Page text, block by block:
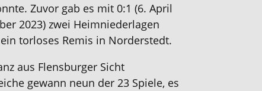
Zuvor gab es mit 0:1 (6. April
2023) zwei Heimniederlagen
torloses Remis in Norderstedt.
aus Flensburger Sicht
gewann neun der 23 Spiele, es